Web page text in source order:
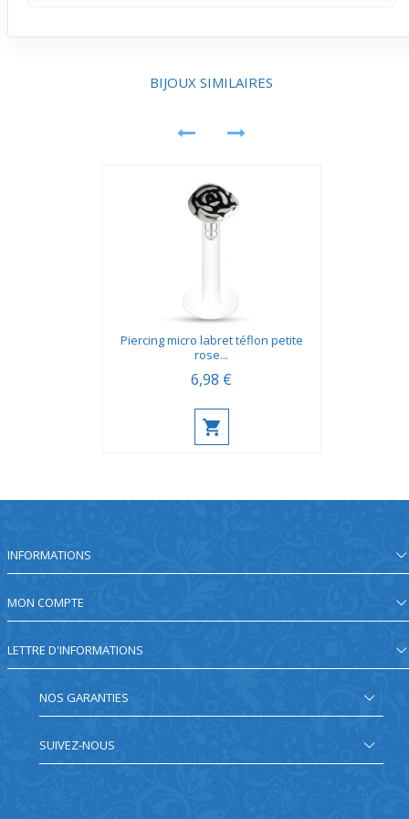
l’oreille comme l’helix. Sa taille réduite et sa matière
BIJOUX SIMILAIRES
Piercing micro labret téflon petite
rose...
6,98 €
INFORMATIONS
MON COMPTE
LETTRE D'INFORMATIONS
NOS GARANTIES
SUIVEZ-NOUS